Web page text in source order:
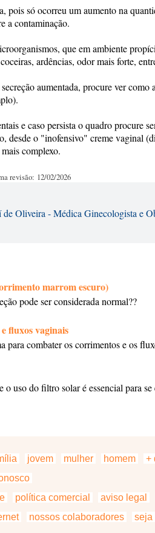
pois só ocorreu um aumento na
a contaminação.
que em ambiente
ardências, odor mais forte,
aumentada, procure ver
e caso persista o quadro procure
desde o "inofensivo" creme vaginal
complexo.
revisão: 12/02/2026
Oliveira - Médica Ginecologista e
marrom escuro)
pode ser considerada normal??
fluxos vaginais
para combater os corrimentos e os
o uso do filtro solar é essencial para
jovem mulher homem
+
política comercial aviso legal
nossos colaboradores seja